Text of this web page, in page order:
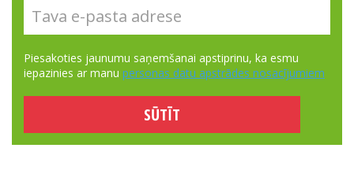
Piesakoties jaunumu saņemšanai apstiprinu, ka esmu
iepazinies ar manu personas datu apstrādes nosacījumiem